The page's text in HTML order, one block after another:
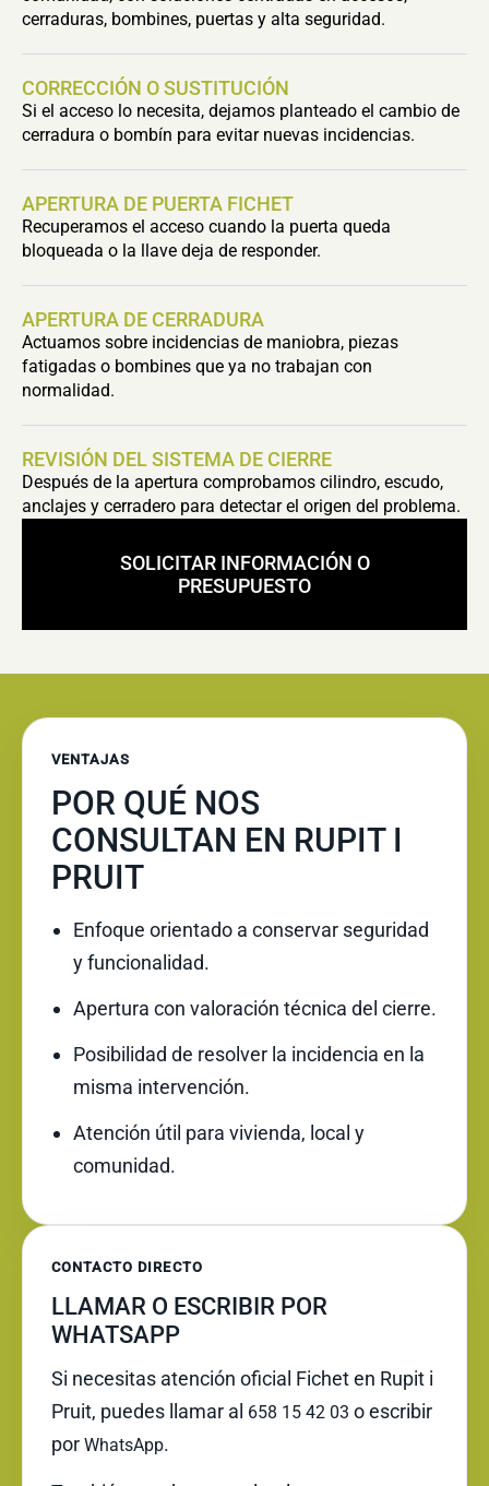
cerraduras, bombines, puertas y alta seguridad.
CORRECCIÓN O SUSTITUCIÓN
Si el acceso lo necesita, dejamos planteado el cambio de
cerradura o bombín para evitar nuevas incidencias.
APERTURA DE PUERTA FICHET
Recuperamos el acceso cuando la puerta queda
bloqueada o la llave deja de responder.
APERTURA DE CERRADURA
Actuamos sobre incidencias de maniobra, piezas
fatigadas o bombines que ya no trabajan con
normalidad.
REVISIÓN DEL SISTEMA DE CIERRE
Después de la apertura comprobamos cilindro, escudo,
anclajes y cerradero para detectar el origen del problema.
SOLICITAR INFORMACIÓN O
PRESUPUESTO
VENTAJAS
POR QUÉ NOS
CONSULTAN EN RUPIT I
PRUIT
Enfoque orientado a conservar seguridad
y funcionalidad.
Apertura con valoración técnica del cierre.
Posibilidad de resolver la incidencia en la
misma intervención.
Atención útil para vivienda, local y
comunidad.
CONTACTO DIRECTO
LLAMAR O ESCRIBIR POR
WHATSAPP
Si necesitas atención oficial Fichet en Rupit i
Pruit, puedes llamar al 658 15 42 03 o escribir
por WhatsApp.